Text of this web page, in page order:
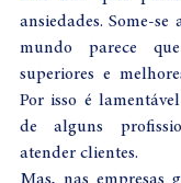
ansiedades. Some-se
mundo parece
superiores e
Por isso é
de alguns
atender clientes.
Mas, nas empresas